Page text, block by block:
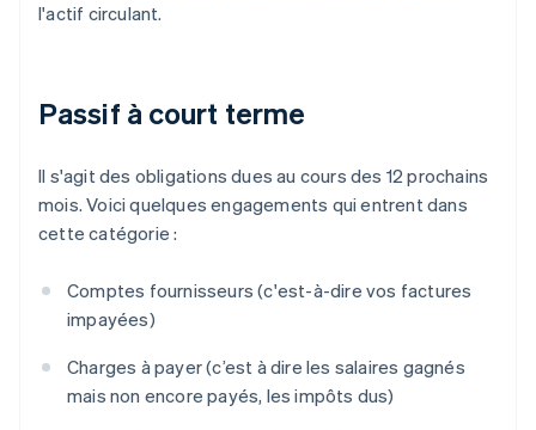
l'actif circulant.
Passif à court terme
Il s'agit des obligations dues au cours des 12 prochains
mois. Voici quelques engagements qui entrent dans
cette catégorie :
Comptes fournisseurs (c'est-à-dire vos factures
impayées)
Charges à payer (c’est à dire les salaires gagnés
mais non encore payés, les impôts dus)